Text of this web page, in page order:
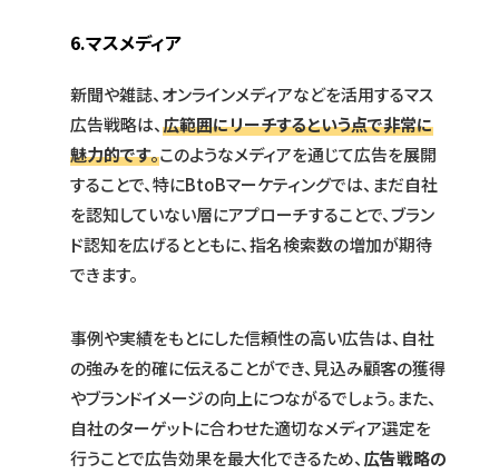
6.マスメディア
新聞や雑誌、オンラインメディアなどを活用するマス
広告戦略は、広範囲にリーチするという点で非常に
魅力的です。このようなメディアを通じて広告を展開
することで、特にBtoBマーケティングでは、まだ自社
を認知していない層にアプローチすることで、ブラン
ド認知を広げるとともに、指名検索数の増加が期待
できます。
事例や実績をもとにした信頼性の高い広告は、自社
の強みを的確に伝えることができ、見込み顧客の獲得
やブランドイメージの向上につながるでしょう。また、
自社のターゲットに合わせた適切なメディア選定を
行うことで広告効果を最大化できるため、広告戦略の